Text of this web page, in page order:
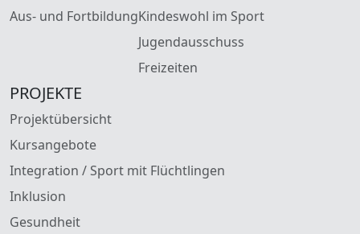
Aus- und FortbildungKindeswohl im Sport
Jugendausschuss
Freizeiten
PROJEKTE
Projektübersicht
Kursangebote
Integration / Sport mit Flüchtlingen
Inklusion
Gesundheit